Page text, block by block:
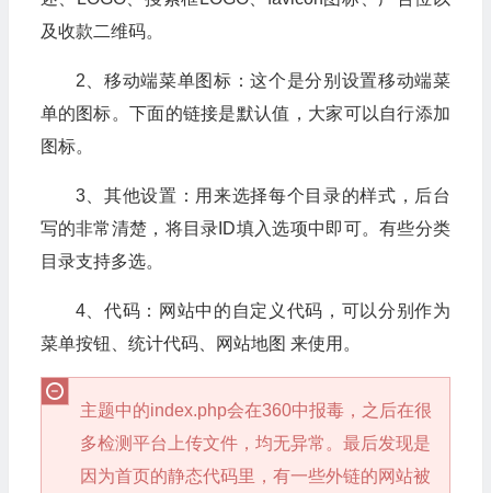
及收款二维码。
2、移动端菜单图标：这个是分别设置移动端菜
单的图标。下面的链接是默认值，大家可以自行添加
图标。
3、其他设置：用来选择每个目录的样式，后台
写的非常清楚，将目录ID填入选项中即可。有些分类
目录支持多选。
4、代码：网站中的自定义代码，可以分别作为
菜单按钮、统计代码、网站地图 来使用。
主题中的index.php会在360中报毒，之后在很
多检测平台上传文件，均无异常。最后发现是
因为首页的静态代码里，有一些外链的网站被